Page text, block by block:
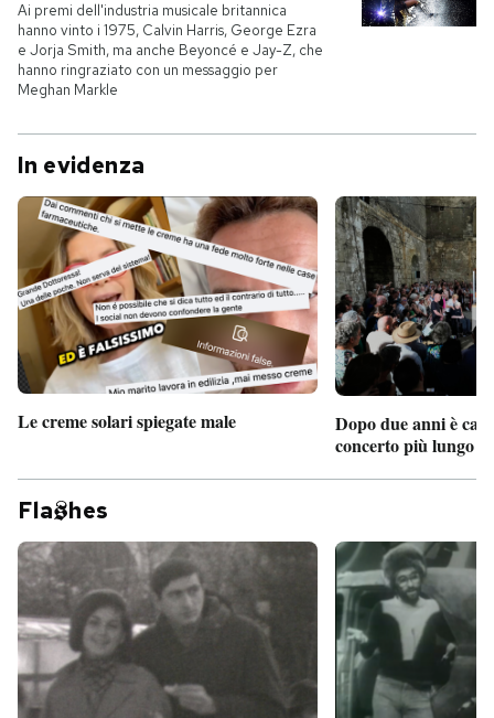
Ai premi dell'industria musicale britannica
hanno vinto i 1975, Calvin Harris, George Ezra
e Jorja Smith, ma anche Beyoncé e Jay-Z, che
hanno ringraziato con un messaggio per
Meghan Markle
In evidenza
Le creme solari spiegate male
Dopo due anni è
concerto più lungo
Fla hes